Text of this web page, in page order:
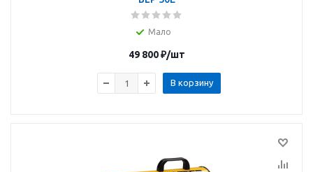
Мало
49 800₽/шт
В корзину